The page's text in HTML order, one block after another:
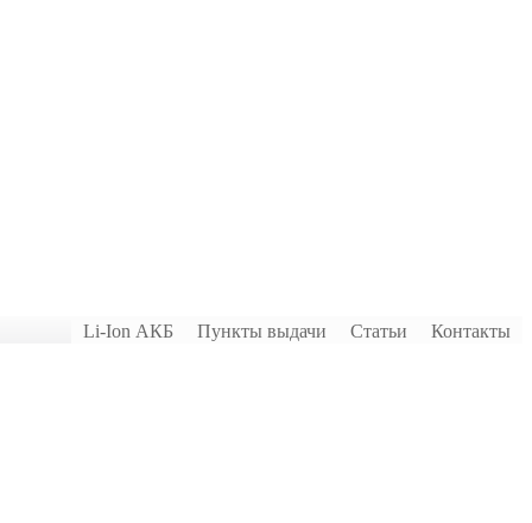
Li-Ion АКБ Пункты выдачи Статьи Контакты